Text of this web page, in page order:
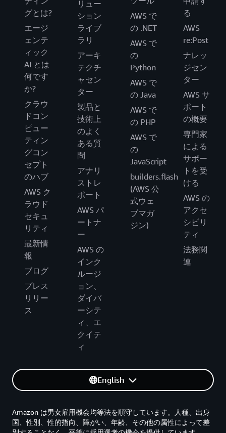
グとは?
エージ
ェンテ
ィック
AI とは
何です
か?
クラウ
ドコン
ピュー
ティン
グコン
セプト
のハブ
AWS ク
ラウド
セキュ
リティ
最新情
報
ブログ
プレス
リリー
ス
リュー
ション
ライブ
ラリ
アーキ
テクチ
ャセン
ター
製品と
技術上
のよく
ある質
問
アナリ
ストレ
ポート
AWS パ
ートナ
ー
AWS の
インク
ルージ
ョン、
ダイバ
ーシテ
ィ、エ
クイテ
ィ
AWS で
の .NET
AWS で
の
Python
AWS で
の Java
AWS で
の PHP
AWS で
の
JavaScript
builders.flash
(AWS 公
式ウェ
ブマガ
ジン)
る
AWS
re:Post
ナレッ
ジセン
ター
AWS サ
ポート
の概要
専門家
による
サポー
トを受
ける
AWS の
アクセ
シビリ
ティ
法務関
連
English
Amazon は男女雇用機会均等法を順守しています。人種、出身
国、性別、性的指向、障がい、年齢、その他の属性によって差